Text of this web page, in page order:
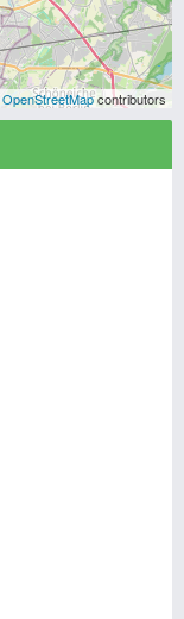
OpenStreetMapcontributors